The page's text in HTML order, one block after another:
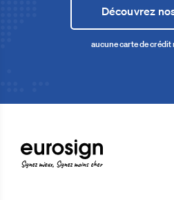
Découvrez
aucune carte de crédit
Signez mieux, Signez moins cher